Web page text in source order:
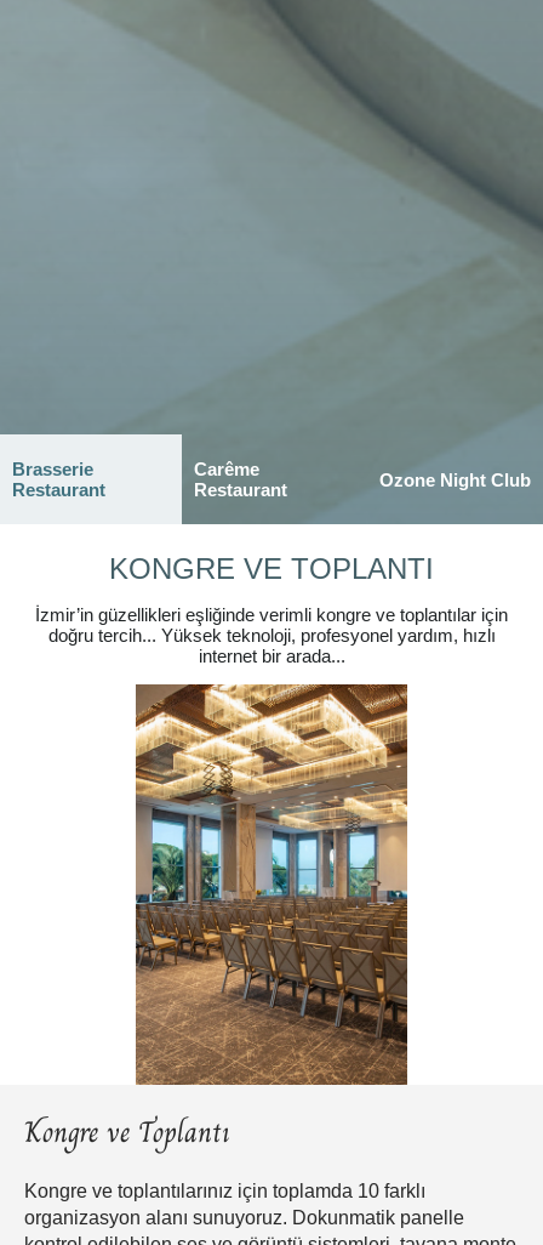
Brasserie
Restaurant
Carême
Restaurant
Ozone Night Club
KONGRE VE TOPLANTI
İzmir’in güzellikleri eşliğinde verimli kongre ve toplantılar için
doğru tercih... Yüksek teknoloji, profesyonel yardım, hızlı
internet bir arada...
Kongre ve Toplantı
Kongre ve toplantılarınız için toplamda 10 farklı
organizasyon alanı sunuyoruz. Dokunmatik panelle